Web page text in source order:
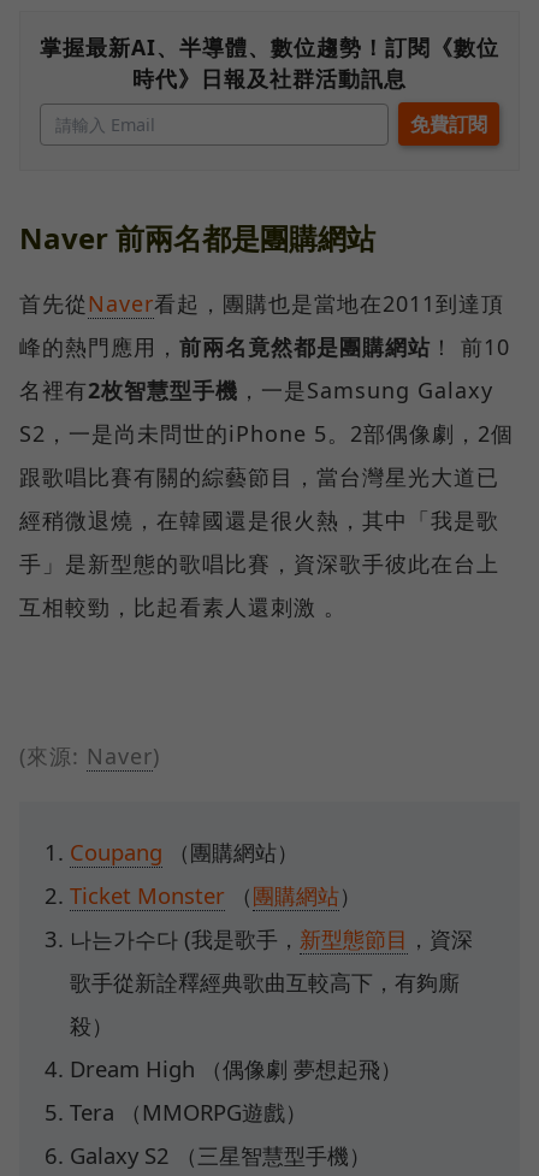
掌握最新AI、半導體、數位趨勢！訂閱《數位
時代》日報及社群活動訊息
Naver 前兩名都是團購網站
首先從Naver看起，團購也是當地在2011到達頂
峰的熱門應用， 前兩名竟然都是團購網站 ！ 前10
名裡有2枚智慧型手機 ，一是Samsung Galaxy
S2，一是尚未問世的iPhone 5。2部偶像劇，2個
跟歌唱比賽有關的綜藝節目，當台灣星光大道已
經稍微退燒，在韓國還是很火熱，其中「我是歌
手」是新型態的歌唱比賽，資深歌手彼此在台上
互相較勁，比起看素人還刺激 。
(來源: Naver)
Coupang （團購網站）
Ticket Monster （團購網站）
나는가수다 (我是歌手， 新型態節目 ，資深
歌手從新詮釋經典歌曲互較高下，有夠廝
殺）
Dream High （偶像劇 夢想起飛）
Tera （MMORPG遊戲）
Galaxy S2 （三星智慧型手機）